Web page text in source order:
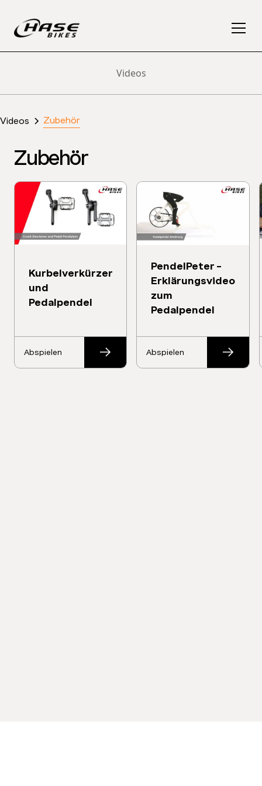
Videos
Videos Zubehör
Zubehör
Kurbelverkürzer
und
Pedalpendel
Abspielen
PendelPeter -
Erklärungsvideo
zum
Pedalpendel
Abspielen